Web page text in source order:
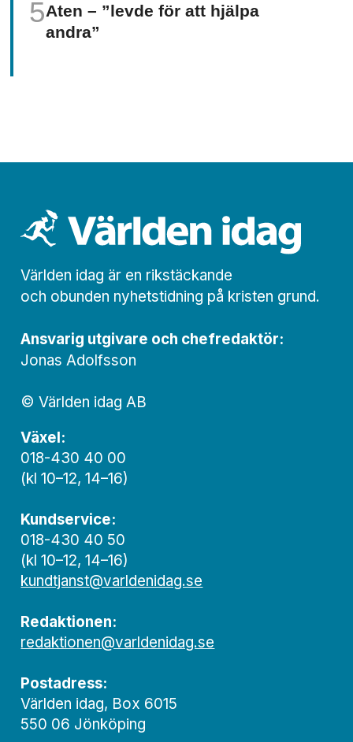
Aten – ”levde för att hjälpa
andra”
Världen idag är en rikstäckande
och obunden nyhets­­­tidning på kristen grund.
Ansvarig utgivare och chef­redaktör:
Jonas Adolfsson
© Världen idag AB
Växel:
018-430 40 00
(kl 10–12, 14–16)
Kundservice:
018-430 40 50
(kl 10–12, 14–16)
kundtjanst@varldenidag.se
Redaktionen:
redaktionen@varldenidag.se
Postadress:
Världen idag, Box 6015
550 06 Jönköping